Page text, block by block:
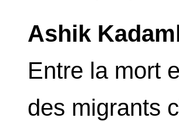
Ashik
Entre la mort
des migrants